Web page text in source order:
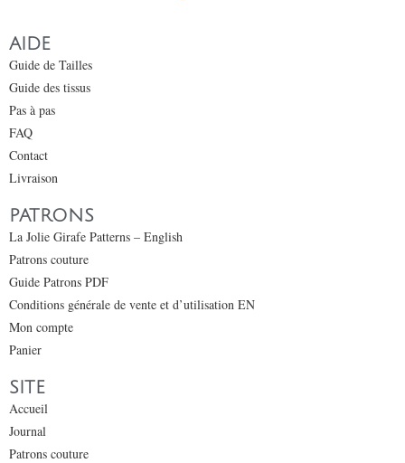
AIDE
Guide de Tailles
Guide des tissus
Pas à pas
FAQ
Contact
Livraison
PATRONS
La Jolie Girafe Patterns – English
Patrons couture
Guide Patrons PDF
Conditions générale de vente et d’utilisation EN
Mon compte
Panier
SITE
Accueil
Journal
Patrons couture